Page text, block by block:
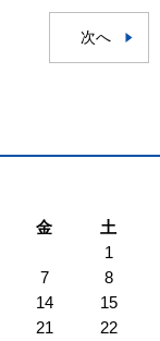
次へ
金
土
1
7
8
14
15
21
22